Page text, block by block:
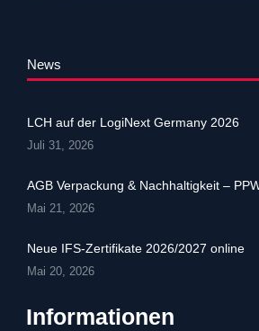
News
LCH auf der LogiNext Germany 2026
Juli 31, 2026
AGB Verpackung & Nachhaltigkeit –
Mai 21, 2026
Neue IFS-Zertifikate 2026/2027 online
Mai 20, 2026
Informationen